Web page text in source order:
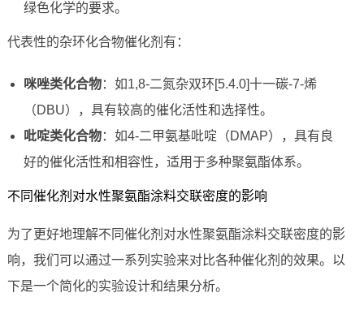
绿色化学的要求。
代表性的杂环化合物催化剂有：
咪唑类化合物：如1,8-二氮杂双环[5.4.0]十一碳-7-烯
（DBU），具有较高的催化活性和选择性。
吡啶类化合物：如4-二甲氨基吡啶（DMAP），具有良
好的催化活性和相容性，适用于多种聚氨酯体系。
不同催化剂对水性聚氨酯涂料交联密度的影响
为了更好地理解不同催化剂对水性聚氨酯涂料交联密度的影
响，我们可以通过一系列实验来对比各种催化剂的效果。以
下是一个简化的实验设计和结果分析。